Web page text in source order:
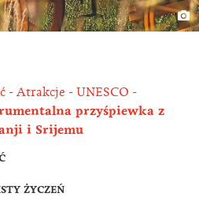
Atrakcje UNESCO
przyśpiewka z
i Srijemu
ŻYCZEŃ